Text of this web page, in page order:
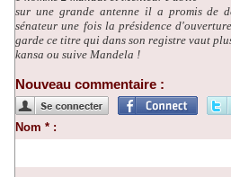
sur une grande antenne il a promis de
sénateur une fois la présidence
garde ce titre qui dans son registre vaut
kansa ou suive Mandela !
Nouveau commentaire :
Nom * :